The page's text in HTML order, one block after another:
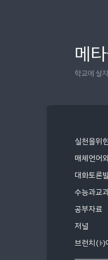
메
학교에 살
실천을위
매체언어
대화토론
수능과교
공부자료
저널
브런치(♭)